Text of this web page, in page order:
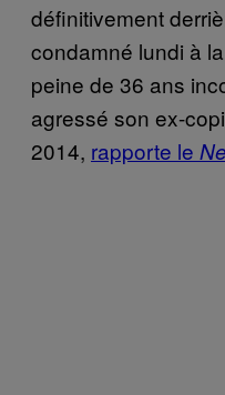
définitivement
condamné lundi à
peine de 36 ans
agressé son ex-
2014, rapporte le